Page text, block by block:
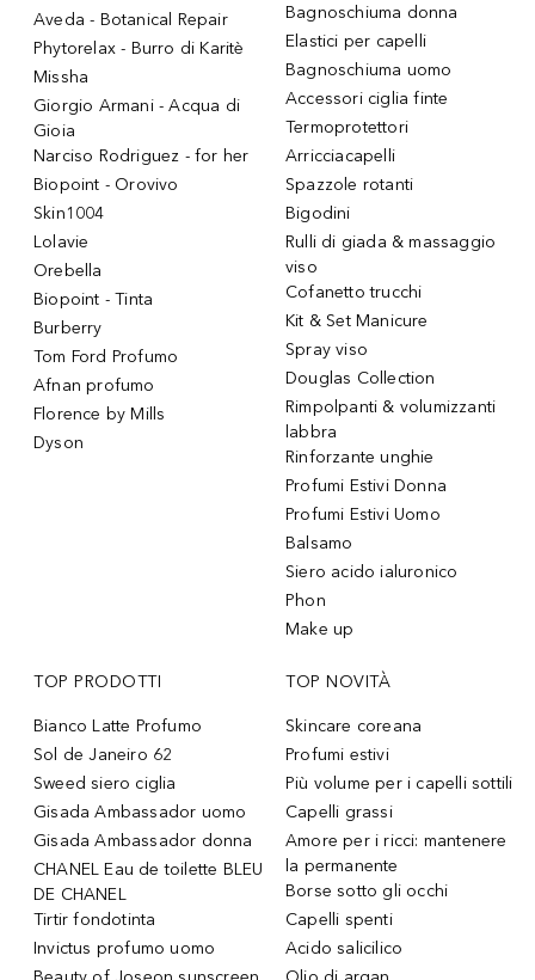
Aveda - Botanical Repair
Phytorelax - Burro di Karitè
Missha
Giorgio Armani - Acqua di
Gioia
Narciso Rodriguez - for her
Biopoint - Orovivo
Skin1004
Lolavie
Orebella
Biopoint - Tinta
Burberry
Tom Ford Profumo
Afnan profumo
Florence by Mills
Dyson
Bagnoschiuma donna
Elastici per capelli
Bagnoschiuma uomo
Accessori ciglia finte
Termoprotettori
Arricciacapelli
Spazzole rotanti
Bigodini
Rulli di giada & massaggio
viso
Cofanetto trucchi
Kit & Set Manicure
Spray viso
Douglas Collection
Rimpolpanti & volumizzanti
labbra
Rinforzante unghie
Profumi Estivi Donna
Profumi Estivi Uomo
Balsamo
Siero acido ialuronico
Phon
Make up
TOP PRODOTTI
Bianco Latte Profumo
Sol de Janeiro 62
Sweed siero ciglia
Gisada Ambassador uomo
Gisada Ambassador donna
CHANEL Eau de toilette BLEU
DE CHANEL
Tirtir fondotinta
Invictus profumo uomo
TOP NOVITÀ
Skincare coreana
Profumi estivi
Più volume per i capelli sottili
Capelli grassi
Amore per i ricci: mantenere
la permanente
Borse sotto gli occhi
Capelli spenti
Acido salicilico